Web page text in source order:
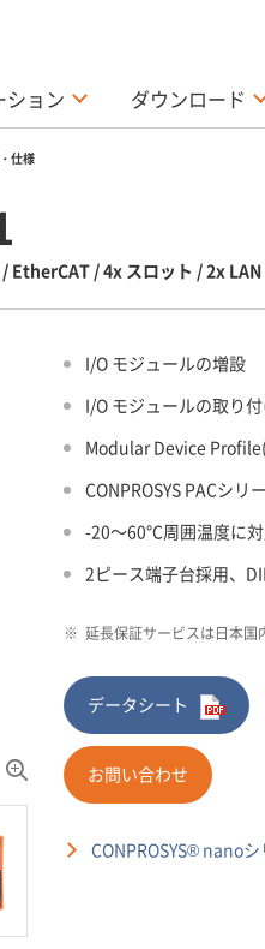
ション ダウンロード
仕様
EtherCAT / 4x スロット / 2x LAN
I/O モジュールの増設
I/O モジュールの取り
Modular Device
CONPROSYS PACシリ
-20～60℃周囲温度に
2ピース端子台採用、
※ 延長保証サービスは日本国
データシート
お問い合わせ
CONPROSYS® nano